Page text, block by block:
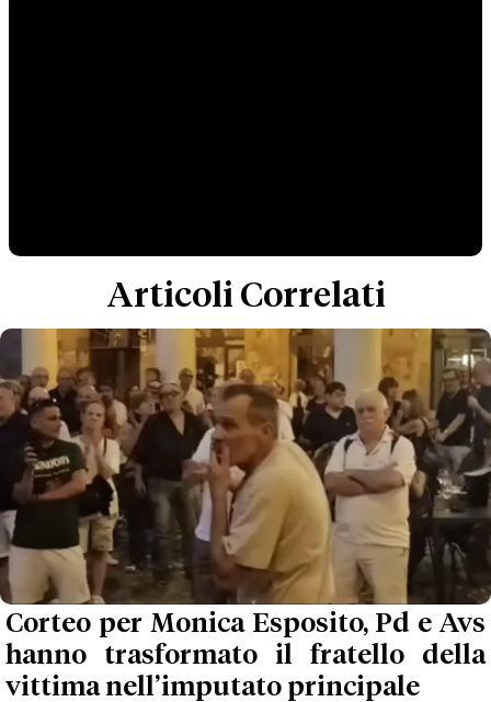
Articoli Correlati
Corteo per Monica Esposito, Pd e Avs
hanno trasformato il fratello della
vittima nell’imputato principale